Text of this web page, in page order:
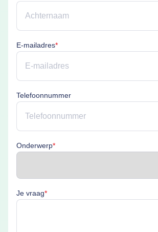
E-mailadres*E-mailadres is verplicht
Telefoonnummer
Onderwerp*Onderwerp is verplicht
Je vraag*Je vraag is verplicht